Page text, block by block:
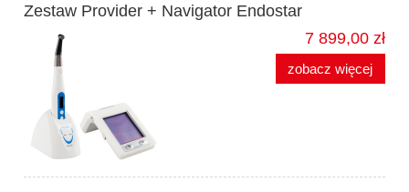
Zestaw Provider + Navigator Endostar
7 899,00 zł
zobacz więcej